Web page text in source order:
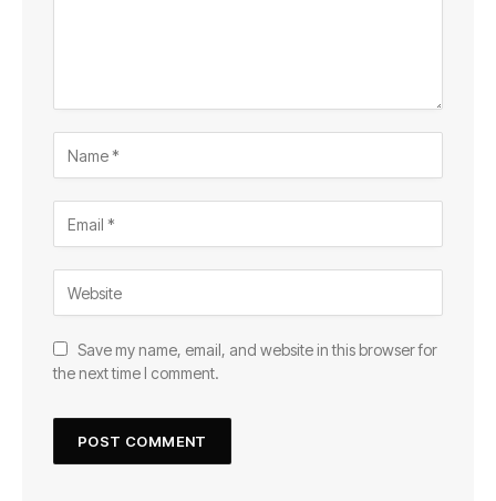
Save my name, email, and website in this browser for
the next time I comment.